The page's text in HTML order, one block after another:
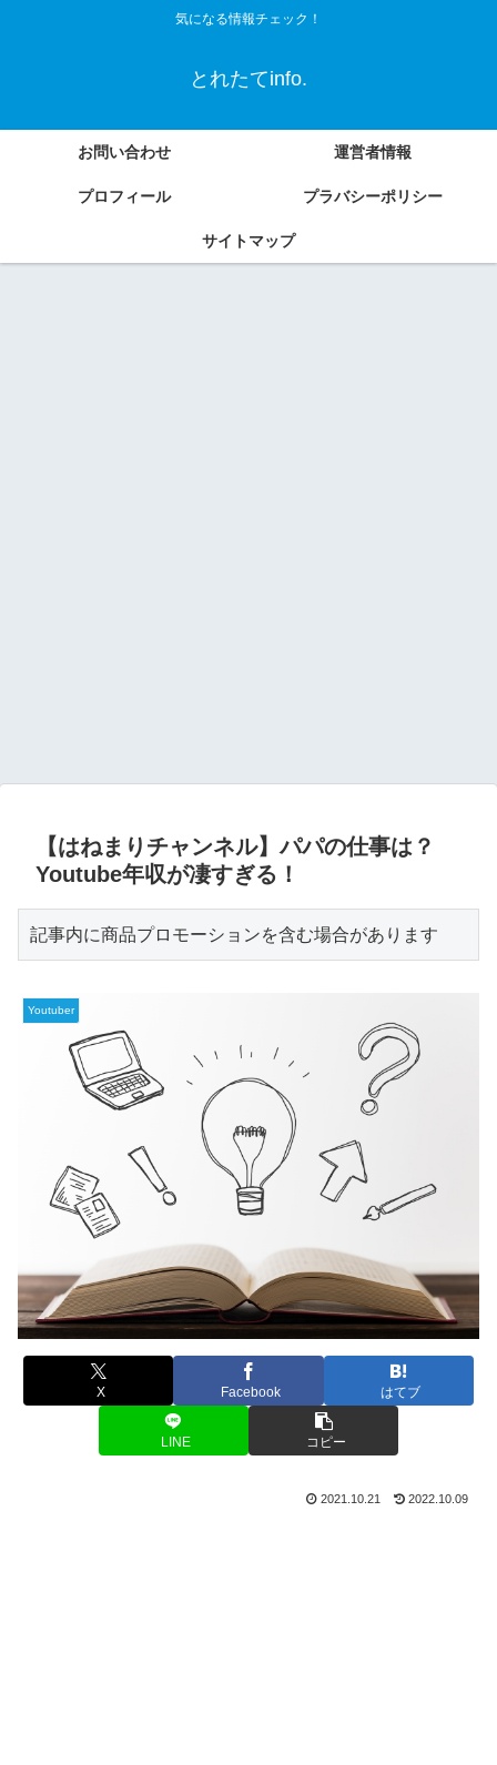
気になる情報チェック！
とれたてinfo.
お問い合わせ 運営者情報
プロフィール プラバシーポリシー
サイトマップ
【はねまりチャンネル】パパの仕事は？
Youtube年収が凄すぎる！
記事内に商品プロモーションを含む場合があります
Youtuber
X Facebook はてブ
LINE コピー
2021.10.21 2022.10.09